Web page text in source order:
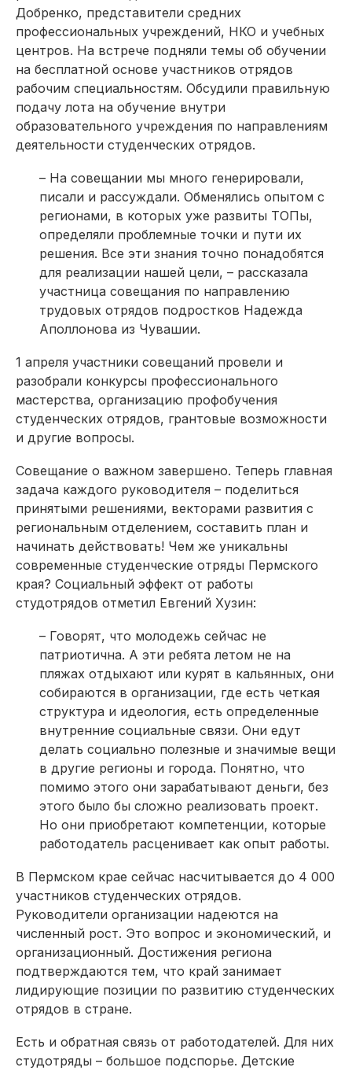
Добренко, представители средних
профессиональных учреждений, НКО и учебных
центров. На встрече подняли темы об обучении
на бесплатной основе участников отрядов
рабочим специальностям. Обсудили правильную
подачу лота на обучение внутри
образовательного учреждения по направлениям
деятельности студенческих отрядов.
– На совещании мы много генерировали,
писали и рассуждали. Обменялись опытом с
регионами, в которых уже развиты ТОПы,
определяли проблемные точки и пути их
решения. Все эти знания точно понадобятся
для реализации нашей цели, – рассказала
участница совещания по направлению
трудовых отрядов подростков Надежда
Аполлонова из Чувашии.
1 апреля участники совещаний провели и
разобрали конкурсы профессионального
мастерства, организацию профобучения
студенческих отрядов, грантовые возможности
и другие вопросы.
Совещание о важном завершено. Теперь главная
задача каждого руководителя – поделиться
принятыми решениями, векторами развития с
региональным отделением, составить план и
начинать действовать! Чем же уникальны
современные студенческие отряды Пермского
края? Социальный эффект от работы
студотрядов отметил Евгений Хузин:
– Говорят, что молодежь сейчас не
патриотична. А эти ребята летом не на
пляжах отдыхают или курят в кальянных, они
собираются в организации, где есть четкая
структура и идеология, есть определенные
внутренние социальные связи. Они едут
делать социально полезные и значимые вещи
в другие регионы и города. Понятно, что
помимо этого они зарабатывают деньги, без
этого было бы сложно реализовать проект.
Но они приобретают компетенции, которые
работодатель расценивает как опыт работы.
В Пермском крае сейчас насчитывается до 4 000
участников студенческих отрядов.
Руководители организации надеются на
численный рост. Это вопрос и экономический, и
организационный. Достижения региона
подтверждаются тем, что край занимает
лидирующие позиции по развитию студенческих
отрядов в стране.
Есть и обратная связь от работодателей. Для них
студотряды – большое подспорье. Детские